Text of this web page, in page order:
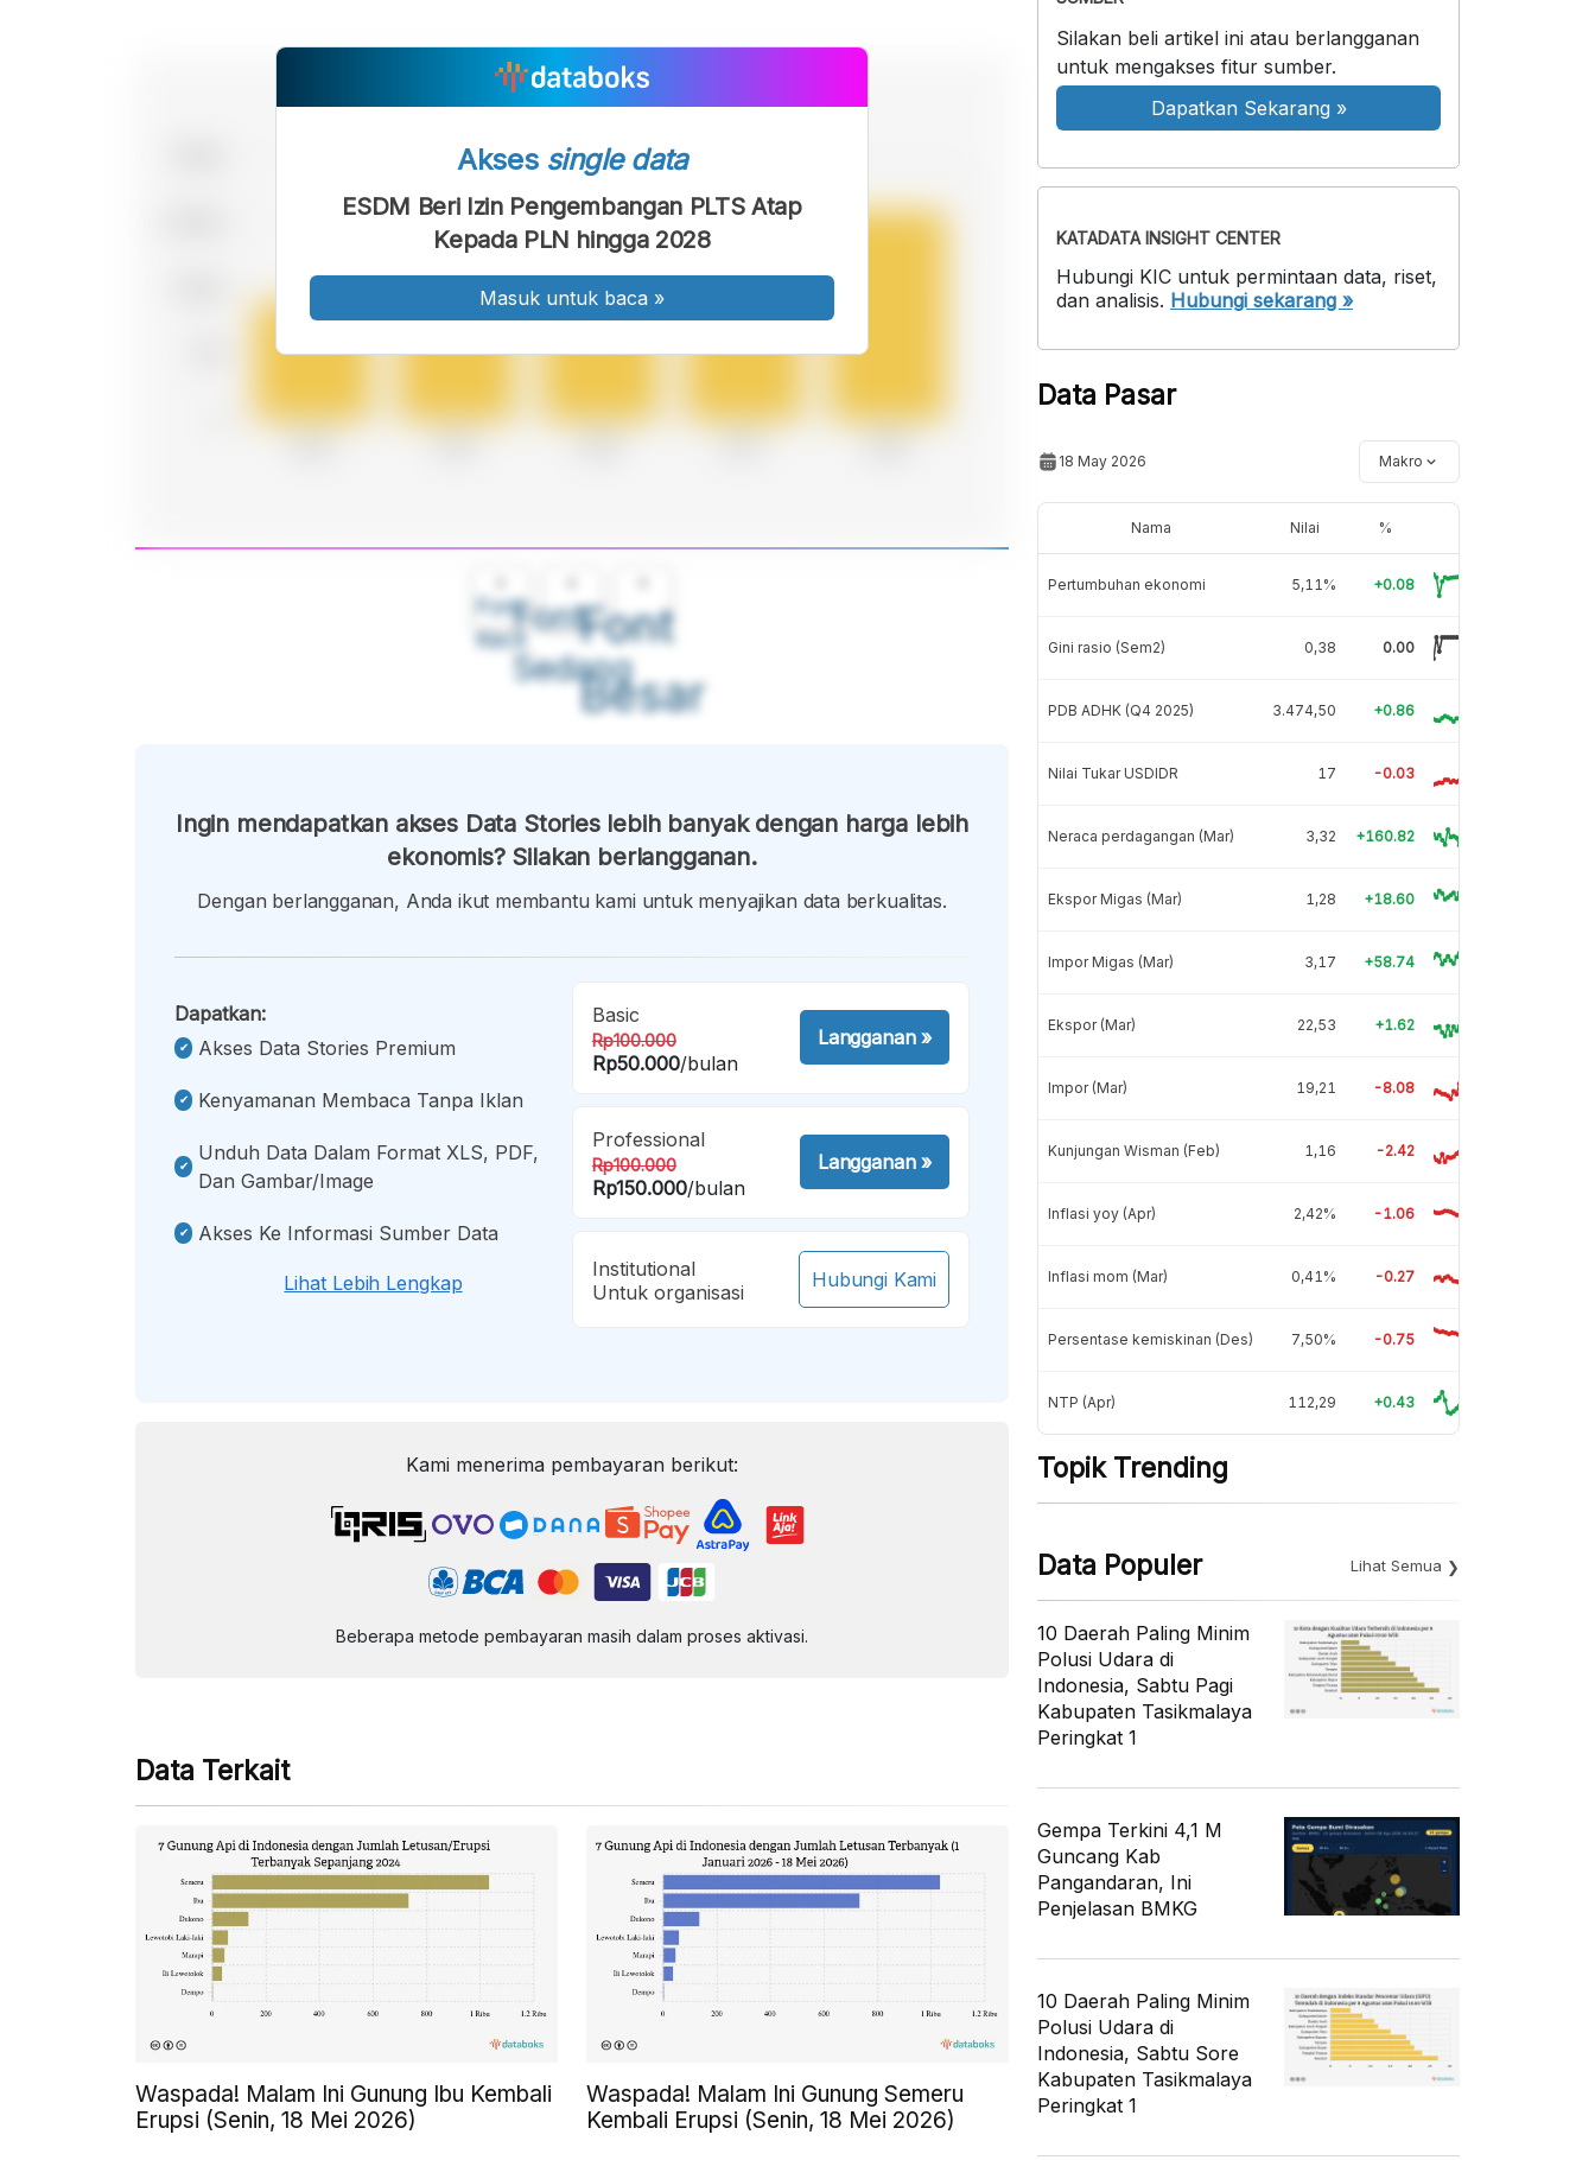
Font
Kecil
Font
Sedang
Font
Besar
Akses single data
ESDM Beri Izin Pengembangan PLTS Atap
Kepada PLN hingga 2028
Masuk untuk baca »
Ingin mendapatkan akses Data Stories lebih banyak dengan harga lebih
ekonomis? Silakan berlangganan.
Dengan berlangganan, Anda ikut membantu kami untuk menyajikan data berkualitas.
Dapatkan:
Akses Data Stories Premium
Kenyamanan Membaca Tanpa Iklan
Unduh Data Dalam Format XLS, PDF,
Dan Gambar/image
Akses Ke Informasi Sumber Data
Lihat Lebih Lengkap
Basic
Rp100.000
Rp50.000/bulan
Langganan»
Professional
Rp100.000
Rp150.000/bulan
Langganan»
Institutional
Untuk organisasi
Hubungi Kami
Kami menerima pembayaran berikut:
Beberapa metode pembayaran masih dalam proses aktivasi.
Data Terkait
Waspada! Malam Ini Gunung Ibu Kembali
Erupsi (Senin, 18 Mei 2026)
Waspada! Malam Ini Gunung Semeru
Kembali Erupsi (Senin, 18 Mei 2026)
Silakan beli artikel ini atau berlangganan
untuk mengakses fitur sumber.
Dapatkan Sekarang »
KATADATA INSIGHT CENTER
Hubungi KIC untuk permintaan data, riset,
dan analisis. Hubungi sekarang »
Data Pasar
18 May 2026 Makro
Nama Nilai %
Pertumbuhan ekonomi 5,11% +0.08
Gini rasio (Sem2) 0,38 0.00
PDB ADHK (Q4 2025) 3.474,50 +0.86
Nilai Tukar USDIDR 17 -0.03
Neraca perdagangan (Mar) 3,32 +160.82
Ekspor Migas (Mar) 1,28 +18.60
Impor Migas (Mar) 3,17 +58.74
Ekspor (Mar) 22,53 +1.62
Impor (Mar) 19,21 -8.08
Kunjungan Wisman (Feb) 1,16 -2.42
Inflasi yoy (Apr) 2,42% -1.06
Inflasi mom (Mar) 0,41% -0.27
Persentase kemiskinan (Des) 7,50% -0.75
NTP (Apr) 112,29 +0.43
Topik Trending
Data Populer Lihat Semua
10 Daerah Paling Minim
Polusi Udara di
Indonesia, Sabtu Pagi
Kabupaten Tasikmalaya
Peringkat 1
Gempa Terkini 4,1 M
Guncang Kab
Pangandaran, Ini
Penjelasan BMKG
10 Daerah Paling Minim
Polusi Udara di
Indonesia, Sabtu Sore
Kabupaten Tasikmalaya
Peringkat 1